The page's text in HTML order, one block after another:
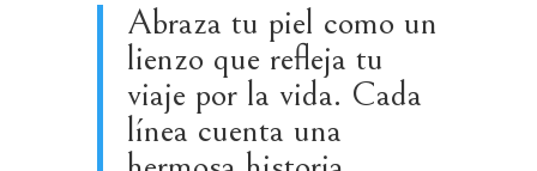
Abraza tu piel como un
lienzo que refleja tu
viaje por la vida. Cada
línea cuenta una